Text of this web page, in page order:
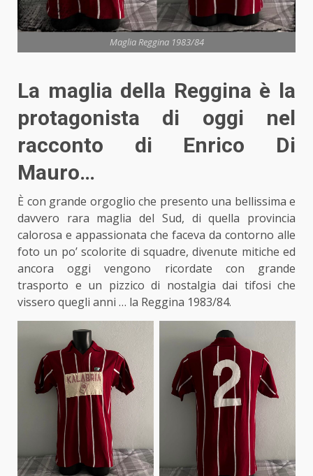
Maglia Reggina 1983/84
La maglia della Reggina è la
protagonista di oggi nel
racconto di Enrico Di
Mauro…
È con grande orgoglio che presento una bellissima e
davvero rara maglia del Sud, di quella provincia
calorosa e appassionata che faceva da contorno alle
foto un po’ scolorite di squadre, divenute mitiche ed
ancora oggi vengono ricordate con grande
trasporto e un pizzico di nostalgia dai tifosi che
vissero quegli anni … la Reggina 1983/84.